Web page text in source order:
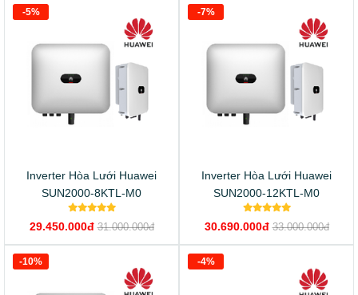
Inverter Hòa Lưới Huawei
SUN2000-8KTL-M0
29.450.000đ 31.000.000đ
-5%
Inverter Hòa Lưới Huawei
SUN2000-12KTL-M0
30.690.000đ 33.000.000đ
-7%
-10% -4%